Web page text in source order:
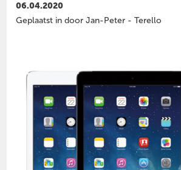
06.04.2020
Geplaatst in door Jan-Peter - Terello